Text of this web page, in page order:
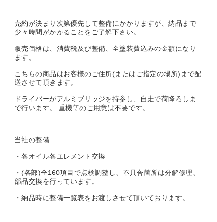
売約が決まり次第優先して整備にかかりますが、納品まで
少々時間がかかることをご了解下さい。
販売価格は、消費税及び整備、全塗装費込みの金額になり
ます。
こちらの商品はお客様のご住所(またはご指定の場所)まで配
送させて頂きます。
ドライバーがアルミブリッジを持参し、自走で荷降ろしま
で行います。 重機等のご用意は不要です。
当社の整備
・各オイル各エレメント交換
・(各部)全160項目で点検調整し、不具合箇所は分解修理、
部品交換を行っています。
・納品時に整備一覧表をお渡しさせて頂いております。